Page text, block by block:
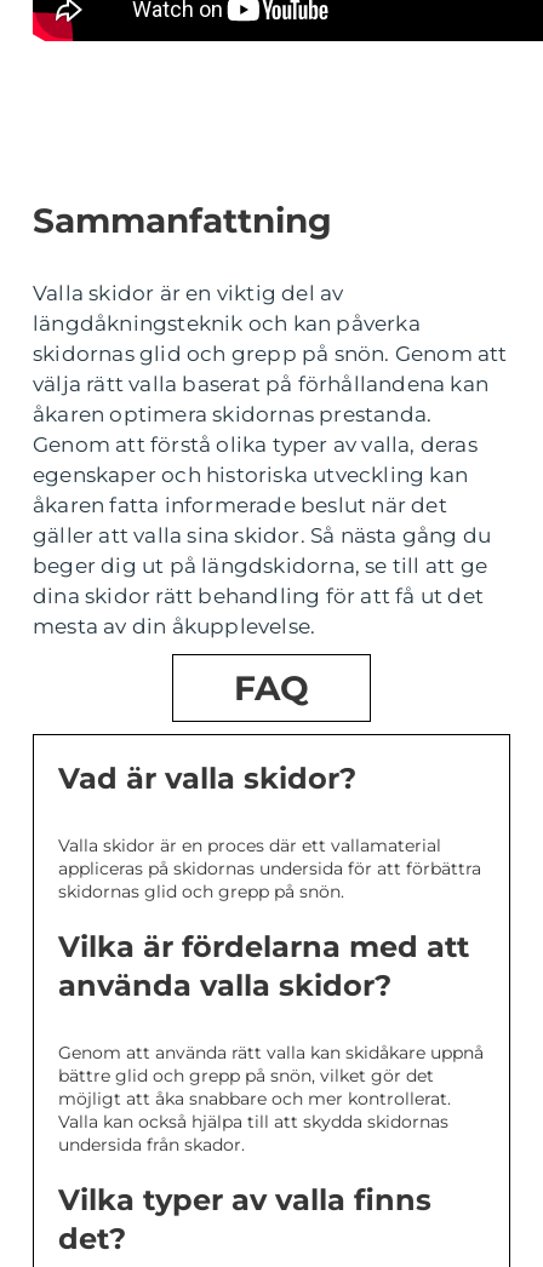
Sammanfattning
Valla skidor är en viktig del av
längdåkningsteknik och kan påverka
skidornas glid och grepp på snön. Genom att
välja rätt valla baserat på förhållandena kan
åkaren optimera skidornas prestanda.
Genom att förstå olika typer av valla, deras
egenskaper och historiska utveckling kan
åkaren fatta informerade beslut när det
gäller att valla sina skidor. Så nästa gång du
beger dig ut på längdskidorna, se till att ge
dina skidor rätt behandling för att få ut det
mesta av din åkupplevelse.
FAQ
Vad är valla skidor?
Valla skidor är en proces där ett vallamaterial
appliceras på skidornas undersida för att förbättra
skidornas glid och grepp på snön.
Vilka är fördelarna med att
använda valla skidor?
Genom att använda rätt valla kan skidåkare uppnå
bättre glid och grepp på snön, vilket gör det
möjligt att åka snabbare och mer kontrollerat.
Valla kan också hjälpa till att skydda skidornas
undersida från skador.
Vilka typer av valla finns
det?